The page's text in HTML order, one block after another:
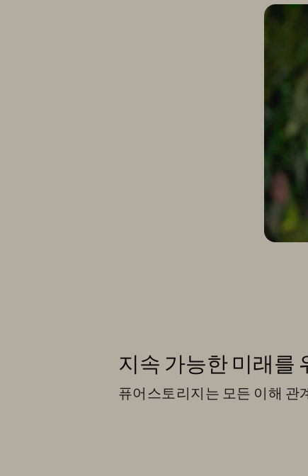
지속 가능한 미래를
퓨어스토리지는 모든 이해 관